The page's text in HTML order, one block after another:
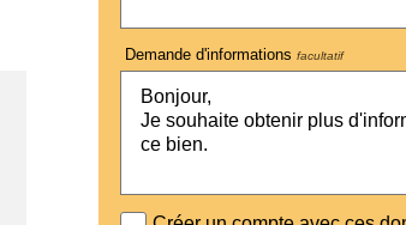
Demande d'informationsfacultatif